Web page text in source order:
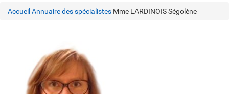
Accueil Annuaire des spécialistes Mme LARDINOIS Ségolène